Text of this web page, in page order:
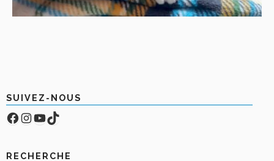
SUIVEZ-NOUS
Facebook
Compte Instagram
YouTube
TikTok
RECHERCHE